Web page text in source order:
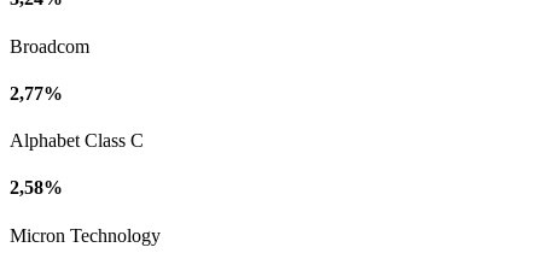
Broadcom
2,77%
Alphabet Class C
2,58%
Micron Technology